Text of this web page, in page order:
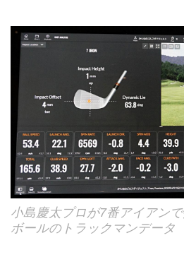
小島慶太プロが7番アイアン
ボールのトラックマンデータ